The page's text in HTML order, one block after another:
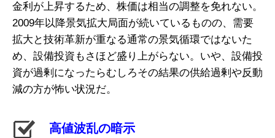
金利が上昇するため、株価は相当の調整を免れない。
2009年以降景気拡大局面が続いているものの、需要
拡大と技術革新が重なる通常の景気循環ではないた
め、設備投資もさほど盛り上がらない。いや、設備投
資が過剰になったらむしろその結果の供給過剰や反動
減の方が怖い状況だ。
高値波乱の暗示